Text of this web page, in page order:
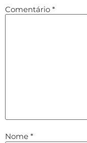
Comentário *
Nome *